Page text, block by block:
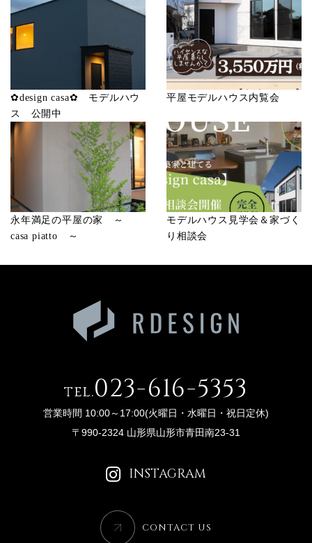
1）お問い合わせ、またはご要望に対し、適切な回答また
は対応をさせていただくためや、契約の責任を果たすた
め。
2）お客様の同意がある場合
3）お客様個人を判別できない状態で開示する場合
4）法令等により開示を要求された場合
5）その他正当な理由のある場合
■個人情報の管理
当社は、お客様の個人情報については適切・慎重に管理
するとともに、外部への漏洩を防止します。
■個人情報の変更・取り消し
お客様にご提供いただきました個人情報について、訂
正・削除の希望があった場合、お客様本人によるもので
速やかに対応いたします。
本プライバシーポリシーの適用範囲は、当サイト内とし
お客様自身の責任において個々のウェブサイトの個人情
報に関する規約等をご確認下さい。
TEL：023-616-5353
✿design casa✿ モデルハウ
ス 公開中
平屋モデルハウス内覧会
永年満足の平屋の家 ～
casa piatto ～
モデルハウス見学会＆家づく
り相談会
tel.023-616-5353
営業時間 10:00～17:00(火曜日・水曜日・祝日定休)
〒990-2324 山形県山形市青田南23-31
INSTAGRAM
CONTACT US